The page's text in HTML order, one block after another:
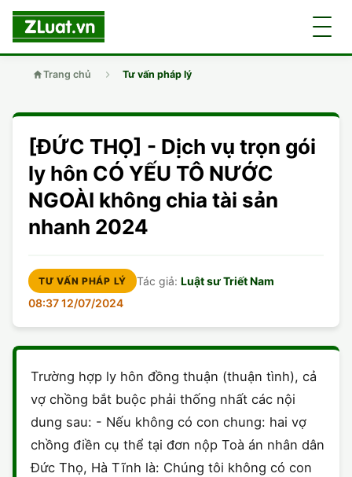
LUẬT SƯ
CHUYÊN VIÊN
TUYỂN DỤNG
DÂN SỰ
DOANH NGHIỆP
GIẤY PHÉP CON
LAO ĐỘNG
SỞ HỮU TRÍ TUỆ
DÂN SỰ
DOANH NGHIỆP
ĐẤT ĐAI
HÀNH CHÍNH
HÌNH SỰ
DI CHÚC
ĐĂNG KÝ XE
HÀNH CHÍNH
DOANH NGHIỆP
DÂN SỰ
HÌNH SỰ
HỢP ĐỒNG
LY HÔN
Trang chủ Tư vấn pháp lý
[ĐỨC THỌ] - Dịch vụ trọn gói
ly hôn CÓ YẾU TÔ NƯỚC
NGOÀI không chia tài sản
nhanh 2024
TƯ VẤN PHÁP LÝ Tác giả:Luật sư Triết Nam
08:37 12/07/2024
Trường hợp ly hôn đồng thuận (thuận tình), cả
vợ chồng bắt buộc phải thống nhất các nội
dung sau: - Nếu không có con chung: hai vợ
chồng điền cụ thể tại đơn nộp Toà án nhân dân
Đức Thọ, Hà Tĩnh là: Chúng tôi không có con